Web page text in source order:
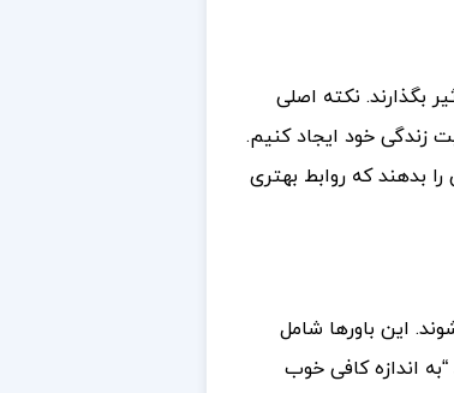
بگذارند. نکته اصلی
زندگی خود ایجاد کنیم.
بدهند که روابط بهتری
“۱۱ باور مخرب” نیز شناخته می‌شوند. این باورها شامل
اندازه کافی خوب